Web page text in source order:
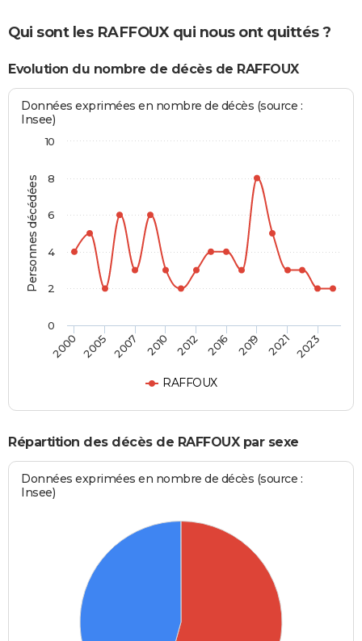
Qui sont les RAFFOUX qui nous ont quittés ?
Evolution du nombre de décès de RAFFOUX
Personnes décédées
Données exprimées en nombre de décès (source :
Insee)
RAFFOUX
2000 2005 2007 2010 2012 2016 2019 2021 2023
0
2
4
6
8
10
Répartition des décès de RAFFOUX par sexe
Données exprimées en nombre de décès (source :
Insee)